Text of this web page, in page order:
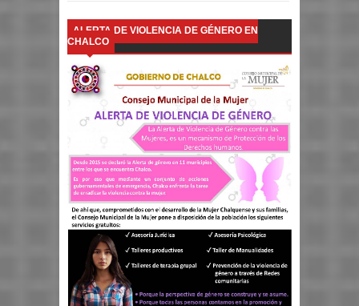
ALERTA DE VIOLENCIA DE GÉNERO EN
CHALCO